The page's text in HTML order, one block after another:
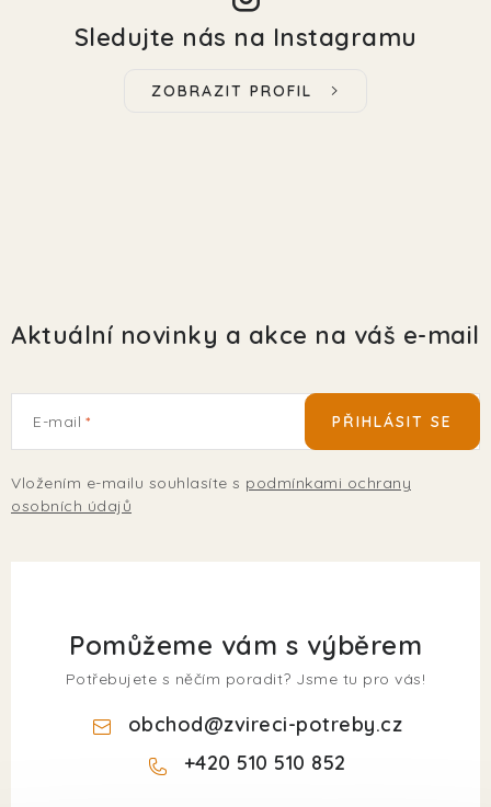
Sledujte nás na Instagramu
ZOBRAZIT PROFIL
Aktuální novinky a akce na váš e-mail
E-mail
Vložením e-mailu souhlasíte s podmínkami ochrany
osobních údajů
PŘIHLÁSIT SE
Pomůžeme vám s výběrem
Potřebujete s něčím poradit? Jsme tu pro vás!
obchod@zvireci-potreby.cz
+420 510 510 852